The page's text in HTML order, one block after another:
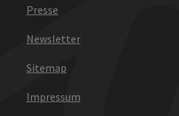
Presse
Newsletter
Sitemap
Impressum